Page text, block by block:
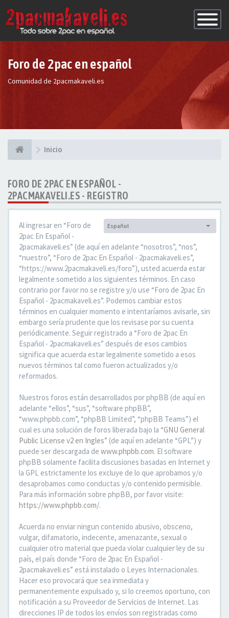
de
Foro de 2pac en español
Comunidad de 2pacmakaveli.es
Inicio
FORO DE 2PAC EN ESPAÑOL -
2PACMAKAVELI.ES - REGISTRO
Idioma:
Español
Al ingresar en “Foro de
2pac En Español -
2pacmakaveli.es” (de aquí en adelante “nosotros”, “nos”,
“nuestro”, “Foro de 2pac En Español - 2pacmakaveli.es”,
“https://www.2pacmakaveli.es/foro”), usted acuerda estar
legalmente sometido a los siguientes términos. En caso
contrario por favor no se registre y/o use “Foro de 2pac En
Español - 2pacmakaveli.es”. Podemos cambiar estos
términos en cualquier momento e intentaríamos avisarle, sin
embargo sería prudente que los revisase por su cuenta
periódicamente. Seguir registrado a “Foro de 2pac En
Español - 2pacmakaveli.es” después de esos cambios
significa que acuerda estar legalmente sometido a esos
nuevos términos tal como fueron actualizados y/o
reformados.
Nuestros foros están desarrollados por phpBB (de aquí en
adelante “ellos”, “sus”, “software phpBB”,
“www.phpbb.com”, “phpBB Limited”, “phpBB Teams”) el
cual es una solución de foros liberada bajo la “GNU General
Public License v2 en Ingles” (de aquí en adelante “GPL”) y
puede ser descargada de www.phpbb.com. El software
phpBB solamente facilita discusiones basadas en Internet y
la GPL estrictamente los excluye de lo que aprobamos y/o
desaprobamos como conductas y/o contenido permisible.
Para más información sobre phpBB, por favor visite:
https://www.phpbb.com/.
Acuerda no enviar ningun contenido abusivo, obsceno,
vulgar, difamatorio, indecente, amenazante, sexual o
cualquier otro material que pueda violar cualquier ley de su
país, el país donde “Foro de 2pac En Español -
2pacmakaveli.es” está instalado o Leyes Internacionales.
Hacer eso provocará que sea inmediata y
permanentemente expulsado y, si lo creemos oportuno, con
notificación a su Proveedor de Servicios de Internet. Las
direcciones IP de todos los envíos son registradas como